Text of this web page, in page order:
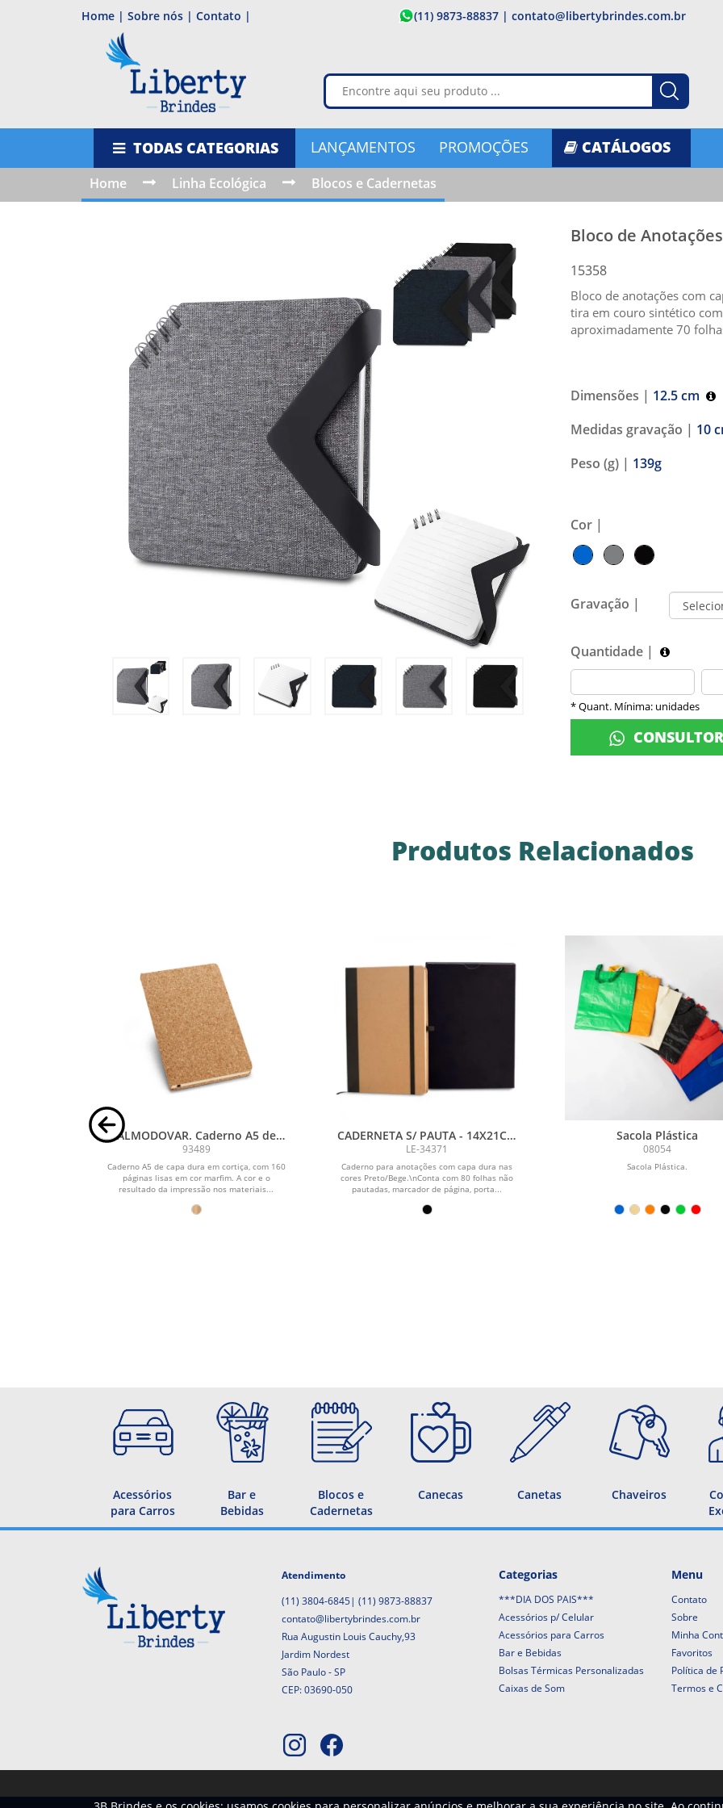
Home | Sobre nós | Contato | (11) 9873-88837 | contato@libertybrindes.com.br
TODAS CATEGORIAS LANÇAMENTOS PROMOÇÕES CATÁLOGOS
Home Linha Ecológica Blocos e Cadernetas
Bloco de
15358
Bloco de anotações com
tira em couro sintético
aproximadamente 70
Dimensões | 12.5 cm
Medidas gravação | 10
Peso (g) | 139g
Cor |
Gravação |
Quantidade |
* Quant. Mínima: unidades
CONSULTOR
Produtos Relacionados
ALMODOVAR. Caderno A5 de
capa dura em cortiça, com
páginas lisas
93489
Caderno A5 de capa dura em cortiça, com 160
páginas lisas em cor marfim. A cor e o
resultado da impressão nos materiais...
CADERNETA S/ PAUTA - 14X21CM
- BEGE/PRETO
LE-34371
Caderno para anotações com capa dura nas
cores Preto/Bege.\nConta com 80 folhas não
pautadas, marcador de página, porta...
Sacola Plástica
08054
Sacola Plástica.
Acessórios
para Carros
Bar e
Bebidas
Blocos e
Cadernetas
Canecas Canetas Chaveiros
Atendimento
(11) 3804-6845| (11) 9873-88837
contato@libertybrindes.com.br
Rua Augustin Louis Cauchy,93
Jardim Nordest
São Paulo - SP
CEP: 03690-050
Categorias
***DIA DOS PAIS***
Acessórios p/ Celular
Acessórios para Carros
Bar e Bebidas
Bolsas Térmicas Personalizadas
Caixas de Som
Menu
Contato
Sobre
Minha
Favoritos
Política de
Termos e